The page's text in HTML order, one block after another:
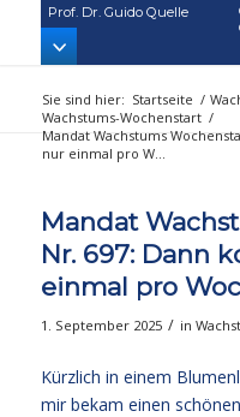
Prof. Dr. Guido Quelle
Sie sind hier: Startseite /
Wachstums-Wochenstart /
Mandat Wachstums
nur einmal pro W...
Mandat
Nr. 697: Dann
einmal pro
1. September 2025 / in
Kürzlich in einem
mir bekam einen